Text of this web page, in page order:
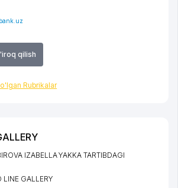
qilish
Rubrikalar
IZABELLA YAKKA TARTIBDAGI
LINE GALLERY